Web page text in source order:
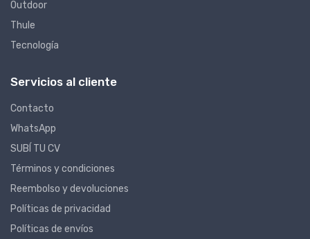
Outdoor
Thule
Tecnología
Servicios al cliente
Contacto
WhatsApp
SUBÍ TU CV
Términos y condiciones
Reembolso y devoluciones
Políticas de privacidad
Políticas de envíos